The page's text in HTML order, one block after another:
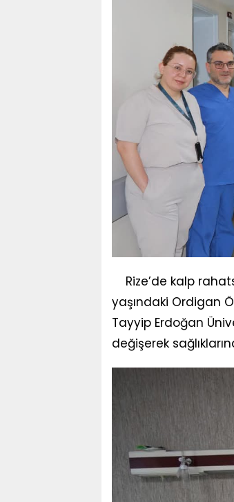
Rize’de kalp
yaşındaki Ordigan
Tayyip Erdoğan
değişerek